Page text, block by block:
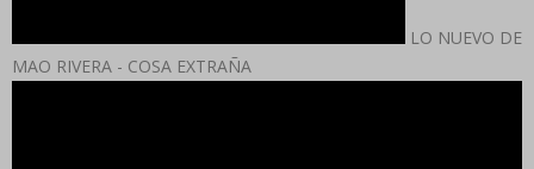
LO NUEVO DE
MAO RIVERA - COSA EXTRAÑA